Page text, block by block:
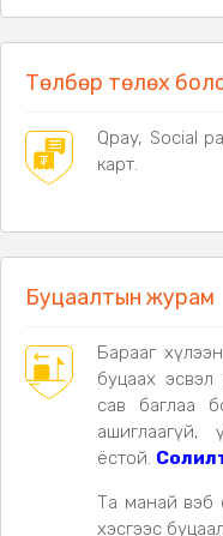
• Доод хэсэг:
Ус, чийг
давхарга
Төлбөр төлөх
Qpay, Social
карт.
Буцаалтын журам
Барааг
буцаах
сав баглаа
ёстой.
Та манай вэб
хэсгээс